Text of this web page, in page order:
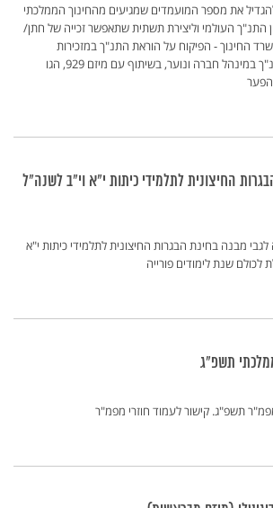
את מספר המועמדים שמגיעים מהחינוך הממלכתי
התנ"ך העולמי וליצירת תשתית שתאפשר זכייה של חתן/
החינוך - הפיקוח על הוראת התנ"ך במזכירות
הפדגוגית ומטה חידוני התנ"ך במינהל חברה ונוער, בשיתוף עם מיזם 929, הגו
הפער
החיצונית לתלמידי כיתות י"א וי"ב לשנה"ל
מבנה בחינת הבגרות החיצונית לתלמידי כיתות י"א
שנת לימודים פורייה
תשפ"ג
תשפ"ג. קישור לעמוד חוזרי מפמ"ר